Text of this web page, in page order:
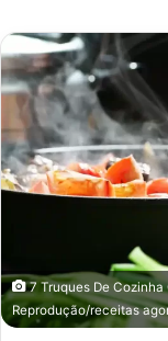
7 Truques De Cozinha
Reprodução/receitas